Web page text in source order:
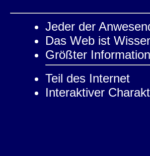
Jeder der
Das Web ist
Größter
Teil des Internet
Interaktiver